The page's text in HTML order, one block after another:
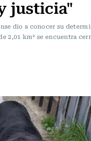
justicia"
dio a conocer su
2,01 km² se encuentra